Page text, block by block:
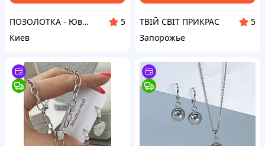
ПОЗОЛОТКА - Ювелирная бижутерия Xuping (Ксюпинг) оптом
5
Киев
ТВІЙ СВІТ ПРИКРАС
5
Запорожье